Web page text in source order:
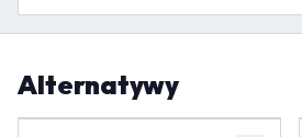
Alternatywy